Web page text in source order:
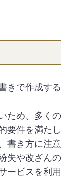
きで作成する
ため、多くの
要件を満たし
書き方に注意
失や改ざんの
ービスを利用